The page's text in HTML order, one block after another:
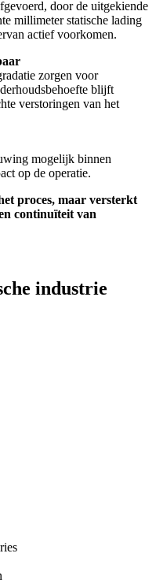
door de uitgekiende
millimeter statische lading
actief voorkomen.
zorgen voor
blijft
verstoringen van het
mogelijk binnen
op de operatie.
proces, maar versterkt
continuïteit van
industrie